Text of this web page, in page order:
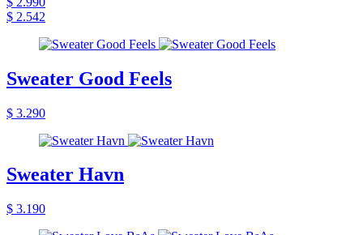
$ 2.542
Sweater Good Feels
$ 3.290
Sweater Havn
$ 3.190